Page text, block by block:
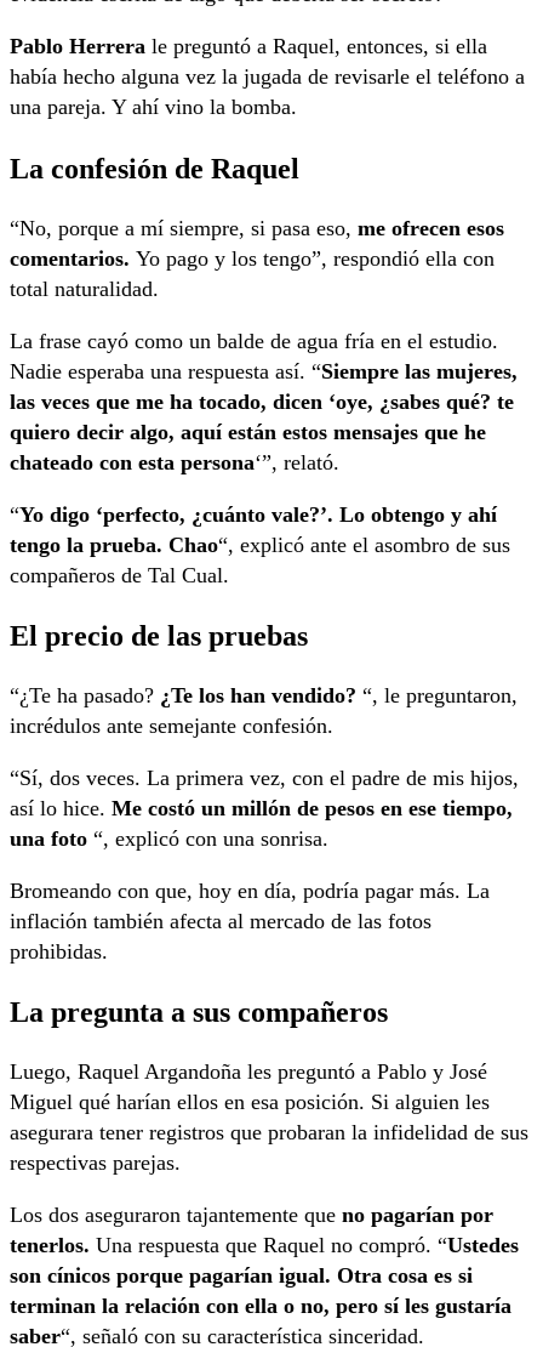
Pablo Herrera le preguntó a Raquel, entonces, si ella
había hecho alguna vez la jugada de revisarle el teléfono a
una pareja. Y ahí vino la bomba.
La confesión de Raquel
“No, porque a mí siempre, si pasa eso, me ofrecen esos
comentarios. Yo pago y los tengo”, respondió ella con
total naturalidad.
La frase cayó como un balde de agua fría en el estudio.
Nadie esperaba una respuesta así. “Siempre las mujeres,
las veces que me ha tocado, dicen ‘oye, ¿sabes qué? te
quiero decir algo, aquí están estos mensajes que he
chateado con esta persona‘”, relató.
“Yo digo ‘perfecto, ¿cuánto vale?’. Lo obtengo y ahí
tengo la prueba. Chao“, explicó ante el asombro de sus
compañeros de Tal Cual.
El precio de las pruebas
“¿Te ha pasado? ¿Te los han vendido? “, le preguntaron,
incrédulos ante semejante confesión.
“Sí, dos veces. La primera vez, con el padre de mis hijos,
así lo hice. Me costó un millón de pesos en ese tiempo,
una foto “, explicó con una sonrisa.
Bromeando con que, hoy en día, podría pagar más. La
inflación también afecta al mercado de las fotos
prohibidas.
La pregunta a sus compañeros
Luego, Raquel Argandoña les preguntó a Pablo y José
Miguel qué harían ellos en esa posición. Si alguien les
asegurara tener registros que probaran la infidelidad de sus
respectivas parejas.
Los dos aseguraron tajantemente que no pagarían por
tenerlos. Una respuesta que Raquel no compró. “Ustedes
son cínicos porque pagarían igual. Otra cosa es si
terminan la relación con ella o no, pero sí les gustaría
saber“, señaló con su característica sinceridad.